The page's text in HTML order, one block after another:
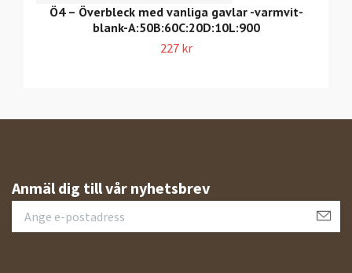
Ö4 – Överbleck med vanliga gavlar -varmvit-
blank-A:50B:60C:20D:10L:900
227 kr
Anmäl dig till vår nyhetsbrev